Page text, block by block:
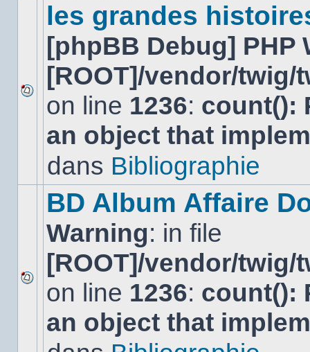
Aucun
nouveau
message
non-
dans
les grandes
[phpBB Debug] PHP
[ROOT]/vendor/
on line 1236: count():
an object that
dans Bibliographie
Aucun
nouveau
message
non-
BD Album Affaire
Warning: in file
[ROOT]/vendor/
on line 1236: count():
an object that